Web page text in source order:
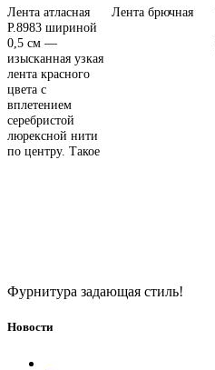
Лента атласная
Р.8983 шириной
0,5 см —
изысканная узкая
лента красного
цвета с
вплетением
серебристой
люрексной нити
по центру. Такое
Лента брючная
Фурнитура задающая стиль!
Новости